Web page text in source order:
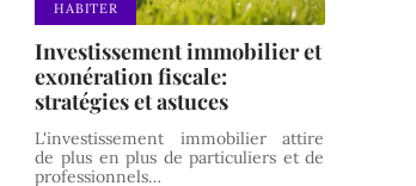
HABITER
Investissement immobilier et
exonération fiscale:
stratégies et astuces
L'investissement immobilier attire
de plus en plus de particuliers et de
professionnels…